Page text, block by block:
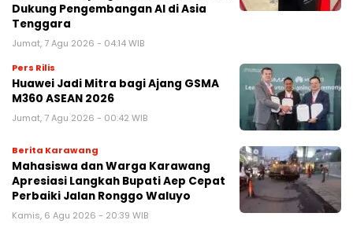
Dukung Pengembangan AI di Asia
Tenggara
Jumat, 7 Agu 2026 - 04:14 WIB
Pers Rilis
Huawei Jadi Mitra bagi Ajang GSMA
M360 ASEAN 2026
Jumat, 7 Agu 2026 - 00:42 WIB
Berita Karawang
Mahasiswa dan Warga Karawang
Apresiasi Langkah Bupati Aep Cepat
Perbaiki Jalan Ronggo Waluyo
Kamis, 6 Agu 2026 - 20:39 WIB